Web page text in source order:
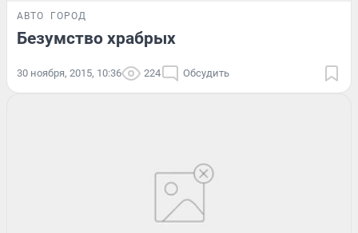
АВТО ГОРОД
Безумство храбрых
30 ноября, 2015, 10:36 224 Обсудить